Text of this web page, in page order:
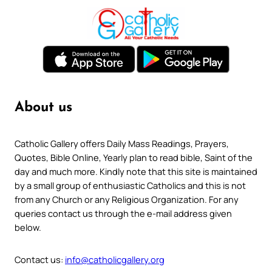
About us
Catholic Gallery offers Daily Mass Readings, Prayers,
Quotes, Bible Online, Yearly plan to read bible, Saint of the
day and much more. Kindly note that this site is maintained
by a small group of enthusiastic Catholics and this is not
from any Church or any Religious Organization. For any
queries contact us through the e-mail address given
below.
Contact us: info@catholicgallery.org